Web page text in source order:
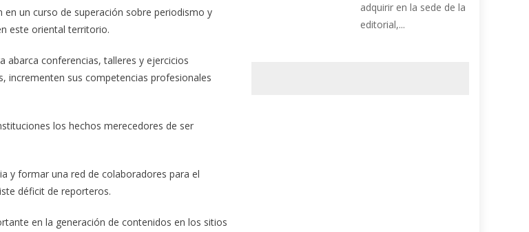
un curso de superación sobre periodismo y
este oriental territorio.
abarca conferencias, talleres y ejercicios
incrementen sus competencias profesionales
los hechos merecedores de ser
y formar una red de colaboradores para el
déficit de reporteros.
en la generación de contenidos en los sitios
adquirir en la sede de la
editorial,...